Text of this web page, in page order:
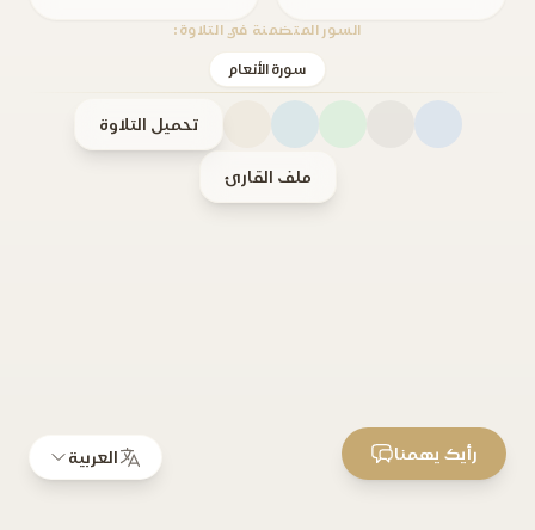
السور المتضمنة في التلاوة:
سورة الأنعام
تحميل التلاوة
ملف القارئ
العربية رأيك يهمنا